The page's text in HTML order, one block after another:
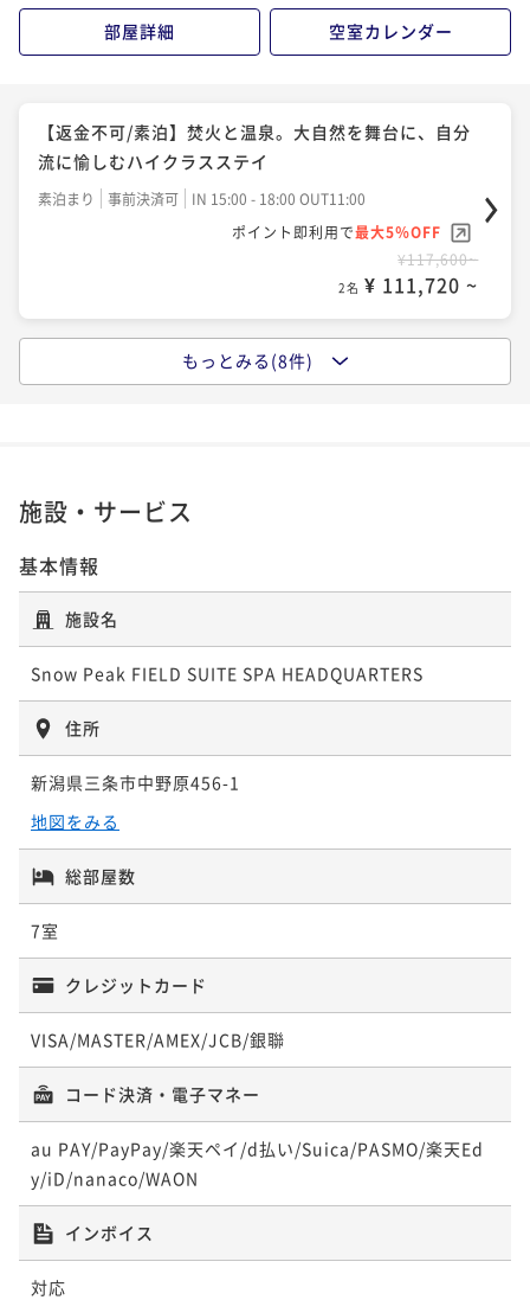
2名 ¥ 157,152 ~
2名 ¥ 119,700 ~
のコンプリートステイ
¥132,338~
¥ 125,721 ~
【朝食付】大自然の息吹と、体に優しい美食。心豊か
な一日を始めるハイクラスステイ
【2食付】大自然の恵みと、珠玉のイノベイティブフレ
ンチ。五感で味わう至福のコンプリートステイ
【2食付】Jurlique 100 Skin Care Roses Room フ
二食付き 現地決済可 事前決済可
IN 15:00 - 18:00 OUT11:00
¥188,700~
¥129,470~
2名 ¥ 122,996 ~
部屋詳細 空室カレンダー
【返金不可/素泊】焚火と温泉。大自然を舞台に、自分
流に愉しむハイクラスステイ
素泊まり 事前決済可
IN 15:00 - 18:00 OUT11:00
ポイント即利用で最大5％OFF
¥117,600~
2名 ¥ 111,720 ~
【返金不可/朝食付】大自然の息吹と、体に優しい美
【早期割】【素泊】焚火と温泉。大自然を舞台に、自
素泊まり 事前決済可
IN 15:00 - 18:00 OUT11:00
¥ 129,808 ~
【早期割】【朝食付】大自然の息吹と、体に優しい美
食。心豊かな一日を始めるハイクラスステイ
【返金不可/2食付】大自然の恵み 珠玉のイノベイテ
ィブフレンチ。五感で味わう至福のコンプリートステ
イ
二食付き 事前決済可
IN 15:00 - 18:00 OUT11:00
もっとみる(8件)
施設・サービス
基本情報
施設名
Snow Peak FIELD SUITE SPA HEADQUARTERS
住所
新潟県三条市中野原456-1
地図をみる
総部屋数
7室
クレジットカード
VISA/MASTER/AMEX/JCB/銀聯
コード決済・電子マネー
au PAY/PayPay/楽天ペイ/d払い/Suica/PASMO/楽天Ed
y/iD/nanaco/WAON
インボイス
対応